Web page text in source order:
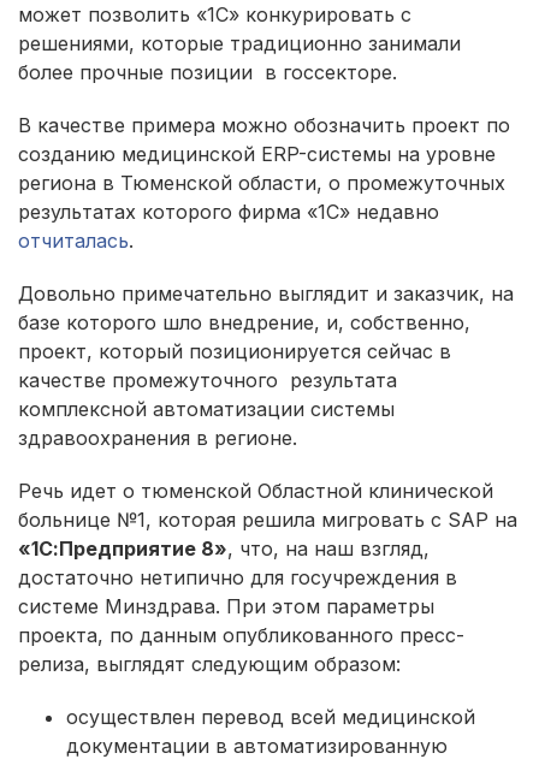
может позволить «1С» конкурировать с
решениями, которые традиционно занимали
более прочные позиции в госсекторе.
В качестве примера можно обозначить проект по
созданию медицинской ERP-системы на уровне
региона в Тюменской области, о промежуточных
результатах которого фирма «1С» недавно
отчиталась.
Довольно примечательно выглядит и заказчик, на
базе которого шло внедрение, и, собственно,
проект, который позиционируется сейчас в
качестве промежуточного результата
комплексной автоматизации системы
здравоохранения в регионе.
Речь идет о тюменской Областной клинической
больнице №1, которая решила мигровать с SAP на
«1С:Предприятие 8», что, на наш взгляд,
достаточно нетипично для госучреждения в
системе Минздрава. При этом параметры
проекта, по данным опубликованного пресс-
релиза, выглядят следующим образом:
осуществлен перевод всей медицинской
документации в автоматизированную